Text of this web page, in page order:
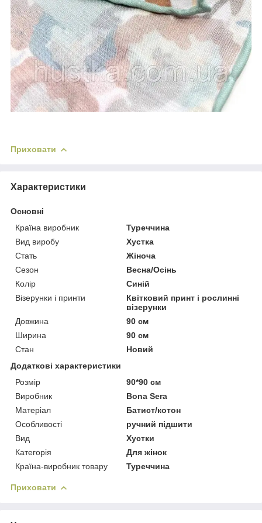
Приховати
Характеристики
Основні
Країна виробник
Туреччина
Вид виробу
Хустка
Стать
Жіноча
Сезон
Весна/Осінь
Колір
Синій
Візерунки і принти
Квітковий принт і рослинні
візерунки
Довжина
90 см
Ширина
90 см
Стан
Новий
Додаткові характеристики
Розмір
90*90 см
Виробник
Bona Sera
Матеріал
Батист/котон
Особливості
ручний підшити
Вид
Хустки
Категорія
Для жінок
Країна-виробник товару
Туреччина
Приховати